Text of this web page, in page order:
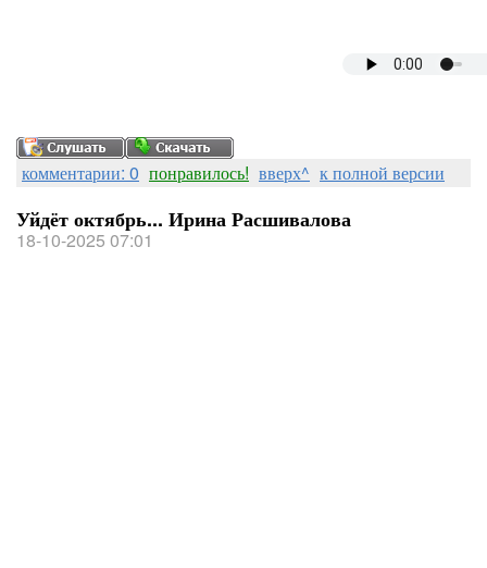
комментарии: 0 понравилось! вверх^ к полной версии
Уйдёт октябрь... Ирина Расшивалова
18-10-2025 07:01